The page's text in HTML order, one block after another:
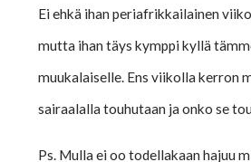
Ei ehkä ihan periafrikkailainen
mutta ihan täys kymppi kyllä
muukalaiselle. Ens viikolla kerron
sairaalalla touhutaan ja onko se
Ps. Mulla ei oo todellakaan hajuu